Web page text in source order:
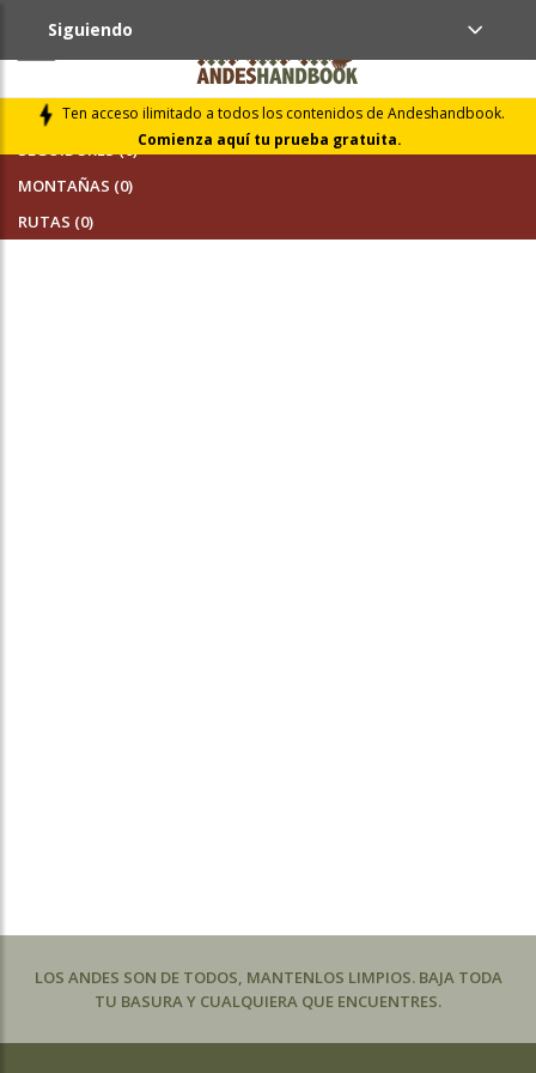
Ten acceso ilimitado a todos los contenidos de Andeshandbook.
Comienza aquí tu prueba gratuita.
Siguiendo
SEGUIDORES (0)
MONTAÑAS (0)
RUTAS (0)
LOS ANDES SON DE TODOS, MANTENLOS LIMPIOS. BAJA TODA
TU BASURA Y CUALQUIERA QUE ENCUENTRES.